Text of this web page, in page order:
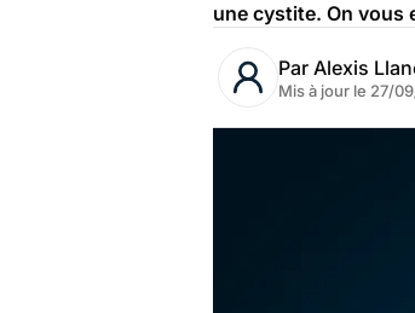
une cystite. On vous
Par Alexis
Mis à jour le 27/